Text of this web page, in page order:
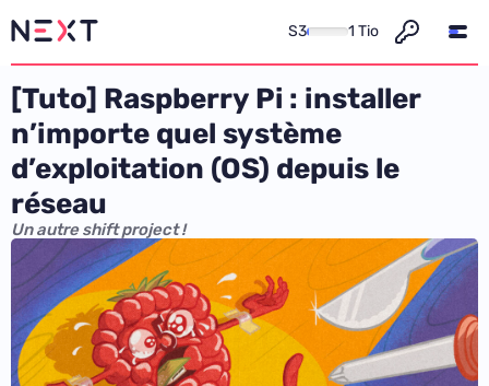
S3 1 Tio
[Tuto] Raspberry Pi : installer
n’importe quel système
d’exploitation (OS) depuis le
réseau
Un autre shift project !